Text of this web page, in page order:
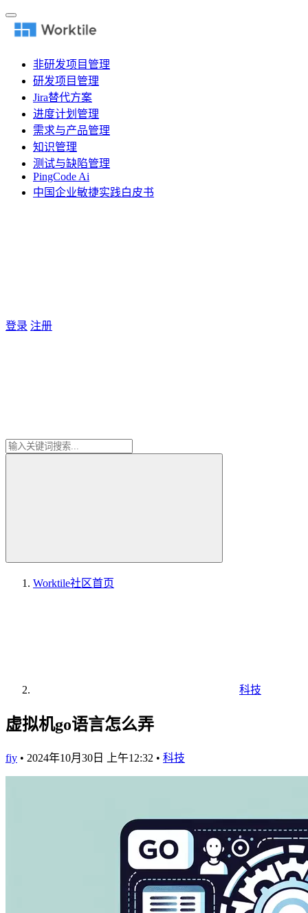
非研发项目管理
研发项目管理
Jira替代方案
进度计划管理
需求与产品管理
知识管理
测试与缺陷管理
PingCode Ai
中国企业敏捷实践白皮书
登录 注册
Worktile社区首页
科技
虚拟机go语言怎么弄
fiy • 2024年10月30日 上午12:32 • 科技